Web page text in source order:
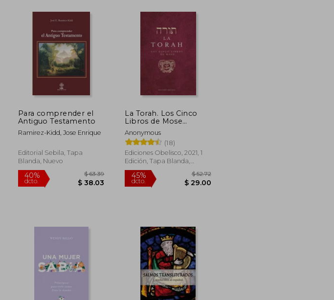
$ 27.53 dcto. $ 32.05 dcto.
Para comprender el
Antiguo Testamento
Ramirez-Kidd, Jose Enrique
Editorial Sebila, Tapa
Blanda, Nuevo
$ 63.39
$ 38.03
La Torah. Los Cinco
Libros de Mose
(Cábala y Judaísmo)
Anonymous
(18)
Ediciones Obelisco, 2021, 1
Edición, Tapa Blanda,
Nuevo
45%
dcto.